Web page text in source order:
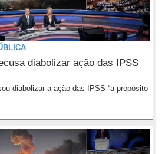
diabolizar ação das IPSS
diabolizar a ação das IPSS “a propósito